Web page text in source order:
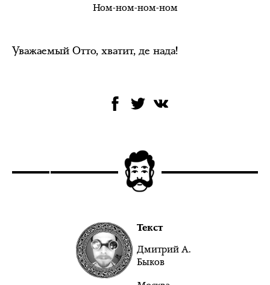
Ном-ном-ном-ном
Уважаемый Отто, хватит, де нада!
Текст
Дмитрий А.
Быков